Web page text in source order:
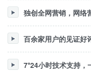
独创全网营销，网络
百余家用户的见证好
7*24小时技术支持，